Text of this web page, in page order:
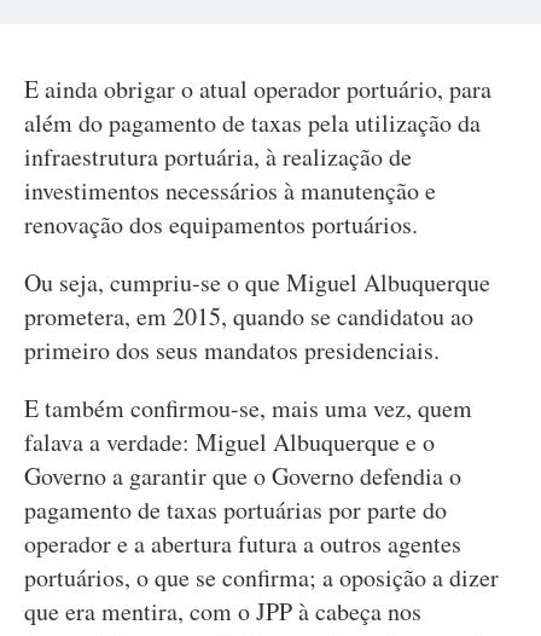
E ainda obrigar o atual operador portuário, para
além do pagamento de taxas pela utilização da
infraestrutura portuária, à realização de
investimentos necessários à manutenção e
renovação dos equipamentos portuários.
Ou seja, cumpriu-se o que Miguel Albuquerque
prometera, em 2015, quando se candidatou ao
primeiro dos seus mandatos presidenciais.
E também confirmou-se, mais uma vez, quem
falava a verdade: Miguel Albuquerque e o
Governo a garantir que o Governo defendia o
pagamento de taxas portuárias por parte do
operador e a abertura futura a outros agentes
portuários, o que se confirma; a oposição a dizer
que era mentira, com o JPP à cabeça nos